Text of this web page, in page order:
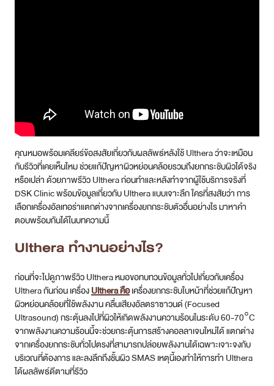
คุณหมอพร้อมเคลียร์ข้อสงสัยเกี่ยวกับผลลัพธ์หลังใช้ Ulthera ว่าจะเหมือน
กับรีวิวที่เคยเห็นไหม ช่วยแก้ปัญหาผิวหย่อนคล้อยรวมถึงยกกระชับผิวได้จริง
หรือเปล่า ด้วยภาพรีวิว Ulthera ก่อนทำและหลังทำจากผู้ใช้บริการจริงที่
DSK Clinic พร้อมข้อมูลเกี่ยวกับ Ulthera แบบเจาะลึก ใครที่สงสัยว่า การ
เลือกเครื่องอัลเทอร่าแตกต่างจากเครื่องยกกระชับตัวอื่นอย่างไร มาหาคำ
ตอบพร้อมกันได้ในบทความนี้
Ulthera ทำงานอย่างไร?
ก่อนที่จะไปดูภาพรีวิว Ulthera หมอขอทบทวนข้อมูลทั่วไปเกี่ยวกับเครื่อง
Ulthera กันก่อน เครื่องUlthera คือเครื่องยกกระชับใบหน้าที่ช่วยแก้ปัญหา
ผิวหย่อนคล้อยที่ใช้พลังงาน คลื่นเสียงอัลตราซาวนด์ (Focused
Ultrasound) กระตุ้นลงไปที่ผิวให้เกิดพลังงานความร้อนในระดับ 60-70°C
จากพลังงานความร้อนนี้จะช่วยกระตุ้นการสร้างคอลลาเจนใหม่ได้ แตกต่าง
จากเครื่องยกกระชับทั่วไปตรงที่สามารถปล่อยพลังงานได้เฉพาะเจาะจงกับ
บริเวณที่ต้องการ และลงลึกถึงชั้นผิว SMAS เหตุนี้เองทำให้การทำ Ulthera
ได้ผลลัพธ์ดีตามที่รีวิว